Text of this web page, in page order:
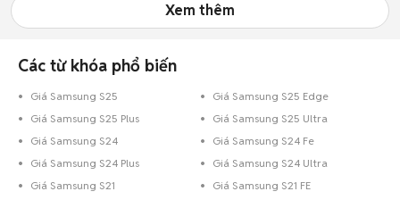
Xem thêm
Các từ khóa phổ biến
Giá Samsung S25
Giá Samsung S25 Edge
Giá Samsung S25 Plus
Giá Samsung S25 Ultra
Giá Samsung S24
Giá Samsung S24 Fe
Giá Samsung S24 Plus
Giá Samsung S24 Ultra
Giá Samsung S21
Giá Samsung S21 FE